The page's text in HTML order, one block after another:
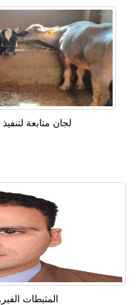
لجان متابعة
المثبطات